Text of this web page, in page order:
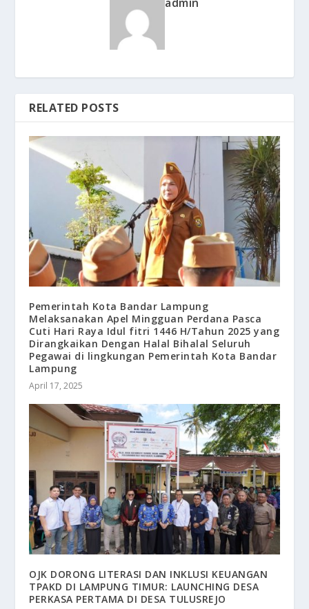
RELATED POSTS
Pemerintah Kota Bandar Lampung
Melaksanakan Apel Mingguan Perdana Pasca
Cuti Hari Raya Idul fitri 1446 H/Tahun 2025 yang
Dirangkaikan Dengan Halal Bihalal Seluruh
Pegawai di lingkungan Pemerintah Kota Bandar
Lampung
April 17, 2025
OJK DORONG LITERASI DAN INKLUSI KEUANGAN
TPAKD DI LAMPUNG TIMUR: LAUNCHING DESA
PERKASA PERTAMA DI DESA TULUSREJO